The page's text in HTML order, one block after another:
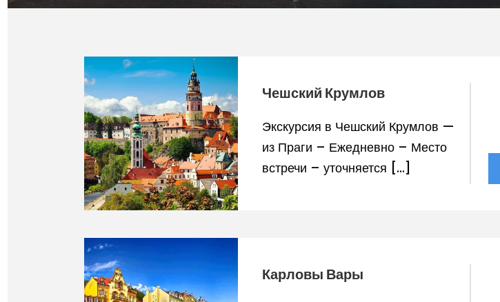
Чешский Крумлов
Экскурсия в Чешский Крумлов —
из Праги – Ежедневно – Место
встречи – уточняется […]
Карловы Вары